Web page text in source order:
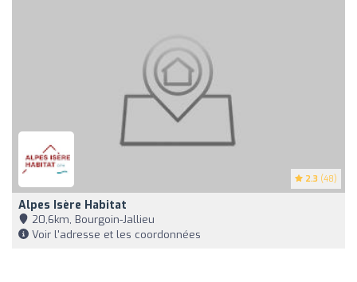
2.3 (48)
Alpes Isère Habitat
20,6km, Bourgoin-Jallieu
Voir l'adresse et les coordonnées